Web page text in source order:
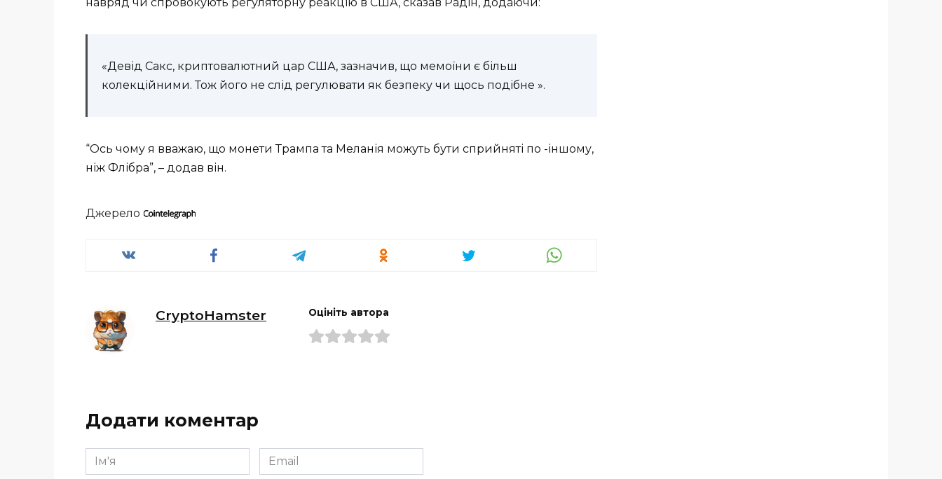
«Девід Сакс, криптовалютний цар США, зазначив, що мемоїни є більш
колекційними. Тож його не слід регулювати як безпеку чи щось подібне ».
“Ось чому я вважаю, що монети Трампа та Меланія можуть бути сприйняті по -іншому,
ніж Флібра”, – додав він.
Джерело
CryptoHamster Оцініть автора
Додати коментар
Ім'я
*
Email
*